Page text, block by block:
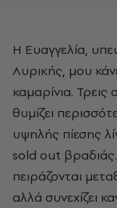
Η Ευαγγελία, υπεύθυνη Δημοσίων Σχέσεων της
Λυρικής, μου
καμαρίνια.
θυμίζει
υψηλής πίεσης
sold out βραδιάς.
πειράζονται
αλλά συνεχίζει